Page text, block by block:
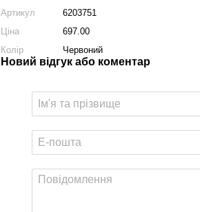
Артикул
6203751
Ціна
697.00
Колір
Червоний
Новий відгук або коментар